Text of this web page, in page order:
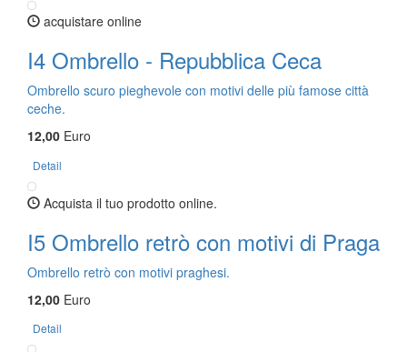
acquistare online
I4 Ombrello - Repubblica Ceca
Ombrello scuro pieghevole con motivi delle più famose città
ceche.
12,00 Euro
Detail
Acquista il tuo prodotto online.
I5 Ombrello retrò con motivi di Praga
Ombrello retrò con motivi praghesi.
12,00 Euro
Detail